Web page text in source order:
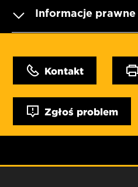
Informacje prawne
Kontakt
Zgłoś problem